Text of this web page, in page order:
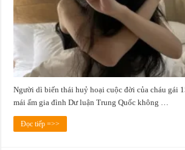
Người dì biến thái huỷ hoại cuộc đời của cháu gái
mái ấm gia đình Dư luận Trung Quốc không …
Đọc tiếp =>>